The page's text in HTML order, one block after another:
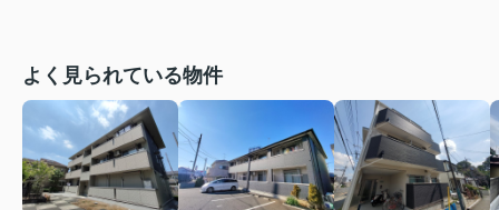
よく見られている物件